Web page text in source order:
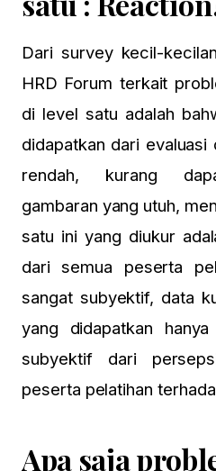
Dari survey kecil-
HRD Forum terkait
di level satu adalah
didapatkan dari
rendah, kurang
gambaran yang utuh,
satu ini yang diukur
dari semua peserta
sangat subyektif, data
yang didapatkan
subyektif dari
peserta pelatihan
Apa saja